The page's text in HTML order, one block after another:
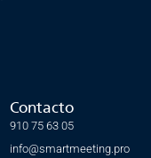
Contacto
910 75 63 05
info@smartmeeting.pro